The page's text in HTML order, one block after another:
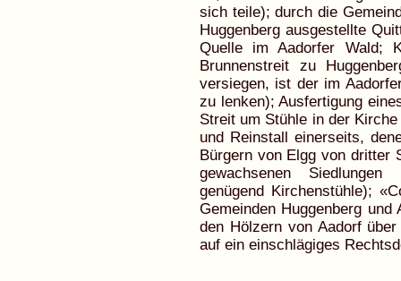
sich teile); durch die
Huggenberg ausgestellte
Quelle im Aadorfer Wald;
Brunnenstreit zu
versiegen, ist der im
zu lenken); Ausfertigung
Streit um Stühle in der
und Reinstall einerseits,
Bürgern von Elgg von dritter
gewachsenen
genügend Kirchenstühle);
Gemeinden Huggenberg
den Hölzern von Aadorf
auf ein einschlägiges